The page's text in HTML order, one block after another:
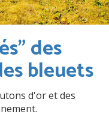
des
bleuets
d'or et des